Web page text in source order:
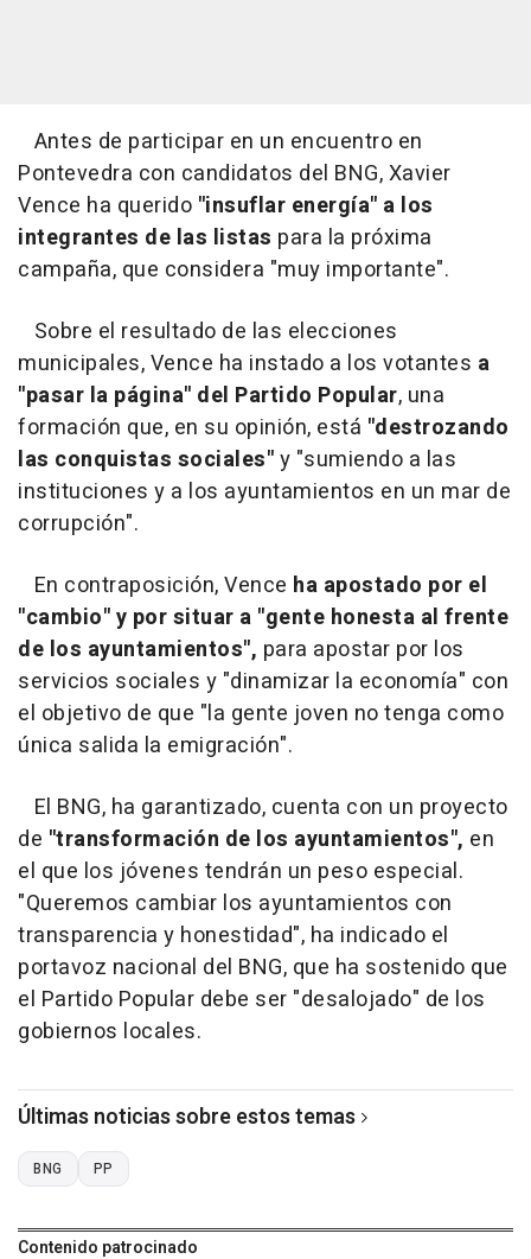
Antes de participar en un encuentro en
Pontevedra con candidatos del BNG, Xavier
Vence ha querido "insuflar energía" a los
integrantes de las listas para la próxima
campaña, que considera "muy importante".
Sobre el resultado de las elecciones
municipales, Vence ha instado a los votantes a
"pasar la página" del Partido Popular, una
formación que, en su opinión, está "destrozando
las conquistas sociales"y "sumiendo a las
instituciones y a los ayuntamientos en un mar de
corrupción".
En contraposición, Vence ha apostado por el
"cambio" y por situar a "gente honesta al frente
de los ayuntamientos", para apostar por los
servicios sociales y "dinamizar la economía" con
el objetivo de que "la gente joven no tenga como
única salida la emigración".
El BNG, ha garantizado, cuenta con un proyecto
de "transformación de los ayuntamientos", en
el que los jóvenes tendrán un peso especial.
"Queremos cambiar los ayuntamientos con
transparencia y honestidad", ha indicado el
portavoz nacional del BNG, que ha sostenido que
el Partido Popular debe ser "desalojado" de los
gobiernos locales.
Últimas noticias sobre estos temas
BNG PP
Contenido patrocinado